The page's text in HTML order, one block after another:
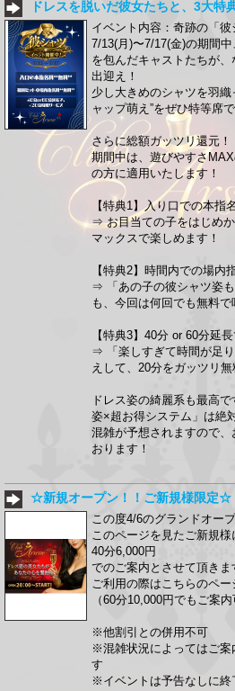
ドレスを脱いだ彼女たちと、3大特
イベント内容：奇跡の「彼
7/13(月)〜7/17(金)の期間
を包んだキャストたちが
出迎え！
少し大きめのシャツを羽織
ャップ萌え”をぜひ特等席
さらに総額ガッツリ還元！
期間中は、遊びやすさ
の方に適用いたします！
【特典1】入り口での本指
⇒ お目当ての子をはじめ
マックスで楽しめます！
【特典2】時間内での場内
⇒ 「あの子の彼シャツ姿
も、今回は何回でも無料で
【特典3】40分 or 60分延
⇒ 「楽しすぎて時間が足
えして、20分をガッツリ無
ドレス姿の綺麗系も最高
姿×超お得システム」は絶
混雑が予想されますので
おります！
☆新規オープン！！ご新規様限定☆
この度4/6のグランドオー
このページを見たご新規様
40分6,000円
でのご案内とさせて頂きま
ご利用の際はこちらのペ
（60分10,000円でもご案内
※他割引との併用不可
※混雑状況によってはご案
す
※イベントは予告なしに終